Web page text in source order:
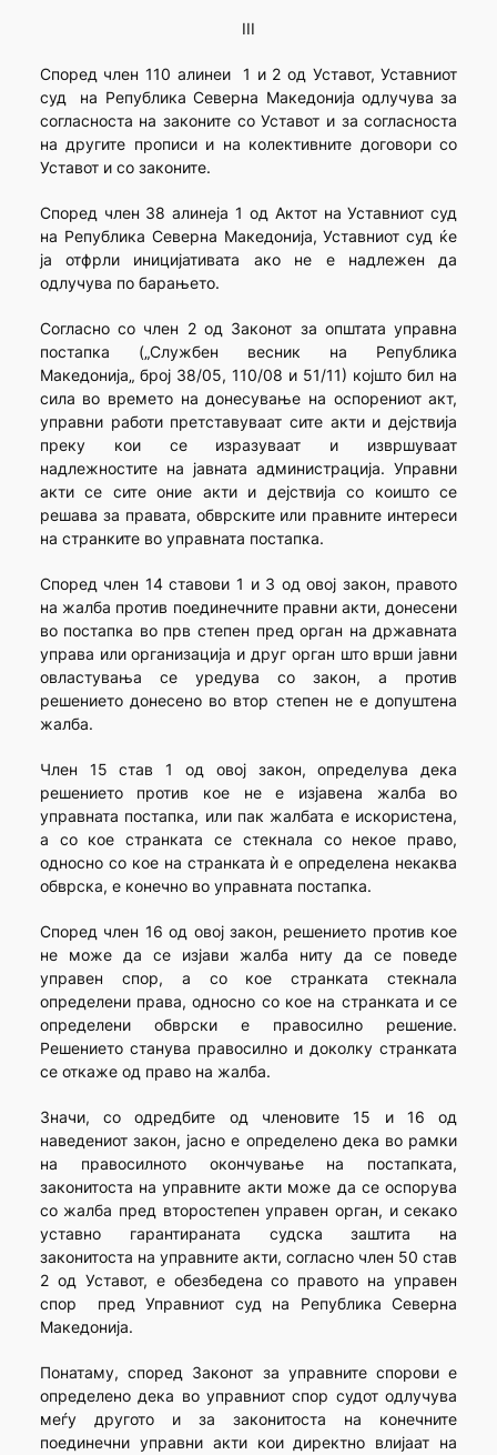
III
Според член 110 алинеи 1 и 2 од Уставот, Уставниот
суд на Република Северна Македонија одлучува за
согласноста на законите со Уставот и за согласноста
на другите прописи и на колективните договори со
Уставот и со законите.
Според член 38 алинеја 1 од Актот на Уставниот суд
на Република Северна Македонија, Уставниот суд ќе
ја отфрли иницијативата ако не е надлежен да
одлучува по барањето.
Согласно со член 2 од Законот за општата управна
постапка („Службен весник на Република
Македонија„ број 38/05, 110/08 и 51/11) којшто бил на
сила во времето на донесување на оспорениот акт,
управни работи претставуваат сите акти и дејствија
преку кои се изразуваат и извршуваат
надлежностите на јавната администрација. Управни
акти се сите оние акти и дејствија со коишто се
решава за правата, обврските или правните интереси
на странките во управната постапка.
Според член 14 ставови 1 и 3 од овој закон, правото
на жалба против поединечните правни акти, донесени
во постапка во прв степен пред орган на државната
управа или организација и друг орган што врши јавни
овластувања се уредува со закон, а против
решението донесено во втор степен не е допуштена
жалба.
Член 15 став 1 од овој закон, определува дека
решението против кое не е изјавена жалба во
управната постапка, или пак жалбата е искористена,
а со кое странката се стекнала со некое право,
односно со кое на странката ѝ е определена некаква
обврска, е конечно во управната постапка.
Според член 16 од овој закон, решението против кое
не може да се изјави жалба ниту да се поведе
управен спор, а со кое странката стекнала
определени права, односно со кое на странката и се
определени обврски е правосилно решение.
Решението станува правосилно и доколку странката
се откаже од право на жалба.
Значи, со одредбите од членовите 15 и 16 од
наведениот закон, јасно е определено дека во рамки
на правосилното окончување на постапката,
законитоста на управните акти може да се оспорува
со жалба пред второстепен управен орган, и секако
уставно гарантираната судска заштита на
законитоста на управните акти, согласно член 50 став
2 од Уставот, е обезбедена со правото на управен
спор пред Управниот суд на Република Северна
Македонија.
Понатаму, според Законот за управните спорови е
определено дека во управниот спор судот одлучува
меѓу другото и за законитоста на конечните
поединечни управни акти кои директно влијаат на